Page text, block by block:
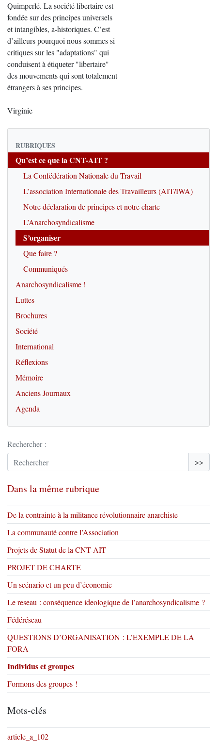
Quimperlé. La société libertaire est
fondée sur des principes universels
et intangibles, a-historiques. C’est
d’ailleurs pourquoi nous sommes si
critiques sur les "adaptations" qui
conduisent à étiqueter "libertaire"
des mouvements qui sont totalement
étrangers à ses principes.
Virginie
RUBRIQUES
Qu’est ce que la CNT-AIT ?
La Confédération Nationale du Travail
L’association Internationale des Travailleurs (AIT/IWA)
Notre déclaration de principes et notre charte
L’Anarchosyndicalisme
S’organiser
Que faire ?
Communiqués
Anarchosyndicalisme !
Luttes
Brochures
Société
International
Réflexions
Mémoire
Anciens Journaux
Agenda
Rechercher :
>>
Dans la même rubrique
De la contrainte à la militance révolutionnaire anarchiste
La communauté contre l’Association
Projets de Statut de la CNT-AIT
PROJET DE CHARTE
Un scénario et un peu d’économie
Le reseau : conséquence ideologique de l’anarchosyndicalisme ?
Fédéréseau
QUESTIONS D’ORGANISATION : L’EXEMPLE DE LA
FORA
Individus et groupes
Formons des groupes !
Mots-clés
article_a_102